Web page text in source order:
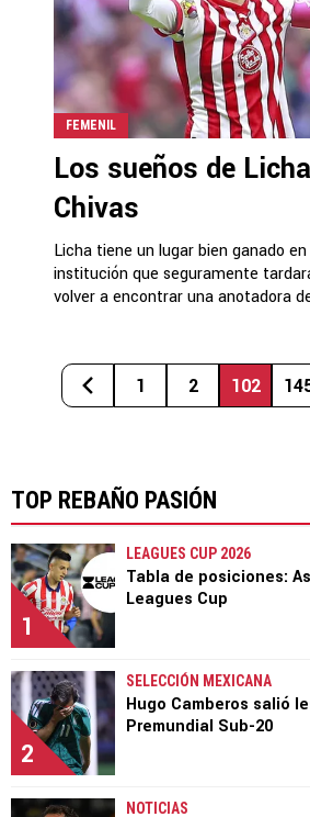
FEMENIL
Los sueños de
Chivas
Licha tiene un lugar bien ganado
institución que seguramente
volver a encontrar una anotadora
1 2 102
TOP REBAÑO PASIÓN
1
LEAGUES CUP 2026
Tabla de posiciones:
Leagues Cup
2
SELECCIÓN MEXICANA
Hugo Camberos salió
Premundial Sub-20
NOTICIAS